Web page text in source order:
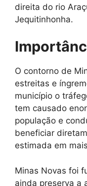
direita do rio
Jequitinhonha.
O contorno de
estreitas e
município o
tem causado
população e
beneficiar
estimada em
Minas Novas foi
ainda preserva a